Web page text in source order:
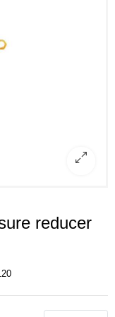
reducer